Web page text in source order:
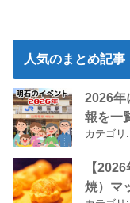
人気のまとめ記事
2026年
報を一
カテゴリ:
【
焼）マ